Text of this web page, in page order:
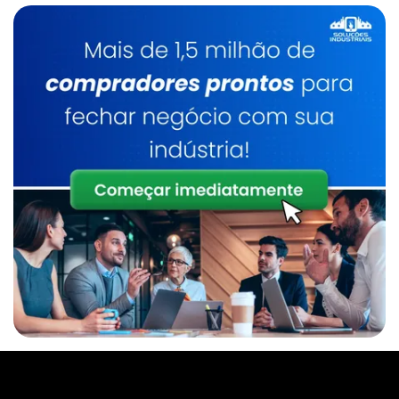
Serviço De Manutenção De Caldeiras
Industrial
Caldeirarias Em Sp
Inspeção E Manutenção De Caldeiras
Manutenção De Caldeiras Preço
Caldeira A Lenha
Inspeção De Caldeira A Lenha Industrial